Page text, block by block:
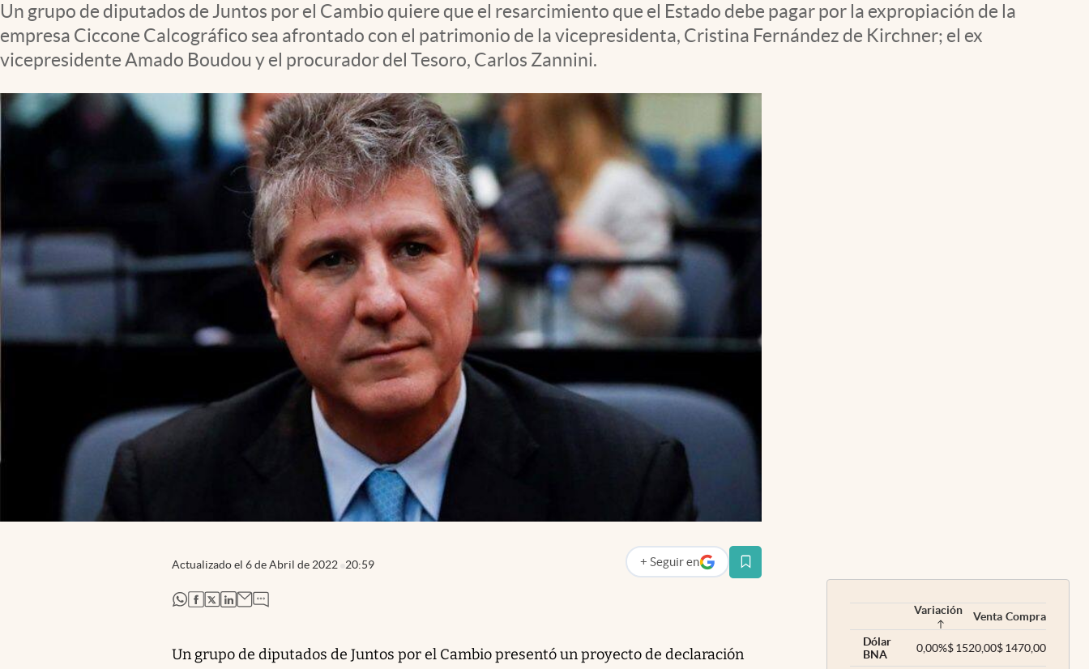
El Cronista Studio
Mediakit
Un grupo de diputados de Juntos por el Cambio quiere que el resarcimiento que el Estado debe pagar por la expropiación de la
empresa Ciccone Calcográfico sea afrontado con el patrimonio de la vicepresidenta, Cristina Fernández de Kirchner; el ex
vicepresidente Amado Boudou y el procurador del Tesoro, Carlos Zannini.
Actualizado el 6 de Abril de 2022 20:59 + Seguir en
abre en nueva pestaña
abre en nueva pestaña
abre en nueva pestaña
abre en nueva pestaña
abre en nueva pestaña
Un grupo de diputados de Juntos por el Cambio presentó un proyecto de declaración
Variación Venta Compra
Dólar
BNA
0,00%$1520,00$1470,00